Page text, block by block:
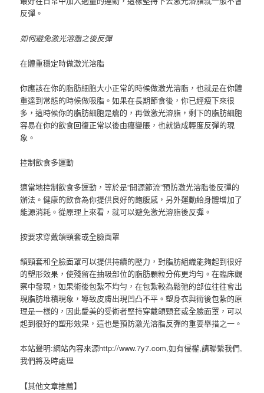
反彈。
如何避免激光溶脂之後反彈
在體重穩定時做激光溶脂
你應該在你的脂肪細胞大小正常的時候做激光溶脂，也就是在你體
重達到常態的時候做吸脂。如果在長期節食後，你已經瘦下來很
多，這時候你的脂肪細胞是癟的，再做激光溶脂，剩下的脂肪細胞
容易在你的飲食回復正常以後由癟變脹，也就造成輕度反彈的現
象。
控制飲食多運動
適當地控制飲食多運動，等於是“開源節流”預防激光溶脂後反彈的
辦法。健康的飲食為你提供良好的飽腹感，另外運動給身體增加了
能源消耗。從原理上來看，就可以避免激光溶脂後反彈。
按要求穿戴頜頸套或全臉面罩
頜頸套和全臉面罩可以提供持續的壓力，對脂肪組織能夠起到很好
的塑形效果，使殘留在抽吸部位的脂肪顆粒分佈更均勻。在臨床觀
察中發現，如果術後包紮不均勻，在包紮較為鬆弛的部位往往會出
現脂肪堆積現象，導致皮膚出現凹凸不平。塑身衣與術後包紮的原
理是一樣的，因此愛美的受術者堅持穿戴頜頸套或全臉面罩，可以
起到很好的塑形效果，這也是預防激光溶脂反彈的重要舉措之一。
本站聲明:網站內容來源http://www.7y7.com,如有侵權,請聯繫我們,
我們將及時處理
【其他文章推薦】